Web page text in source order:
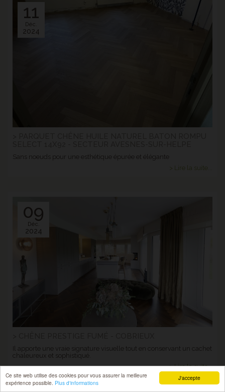
J'accepte
Ce site web utilise des cookies pour vous assurer la meilleure
expérience possible. Plus d'informations
11
Déc.
2024
Sans noeuds pour une esthétique épurée et élégante
> Lire la suite...
09
Déc.
2024
Il apporte une vraie signature visuelle tout en conservant un cachet
chaleureux et sophistiqué.
> Lire la suite...